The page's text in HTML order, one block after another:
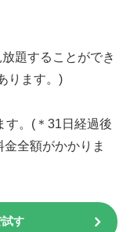
題することができ
ります。)
す。(＊31日経過後
全額がかかりま
す